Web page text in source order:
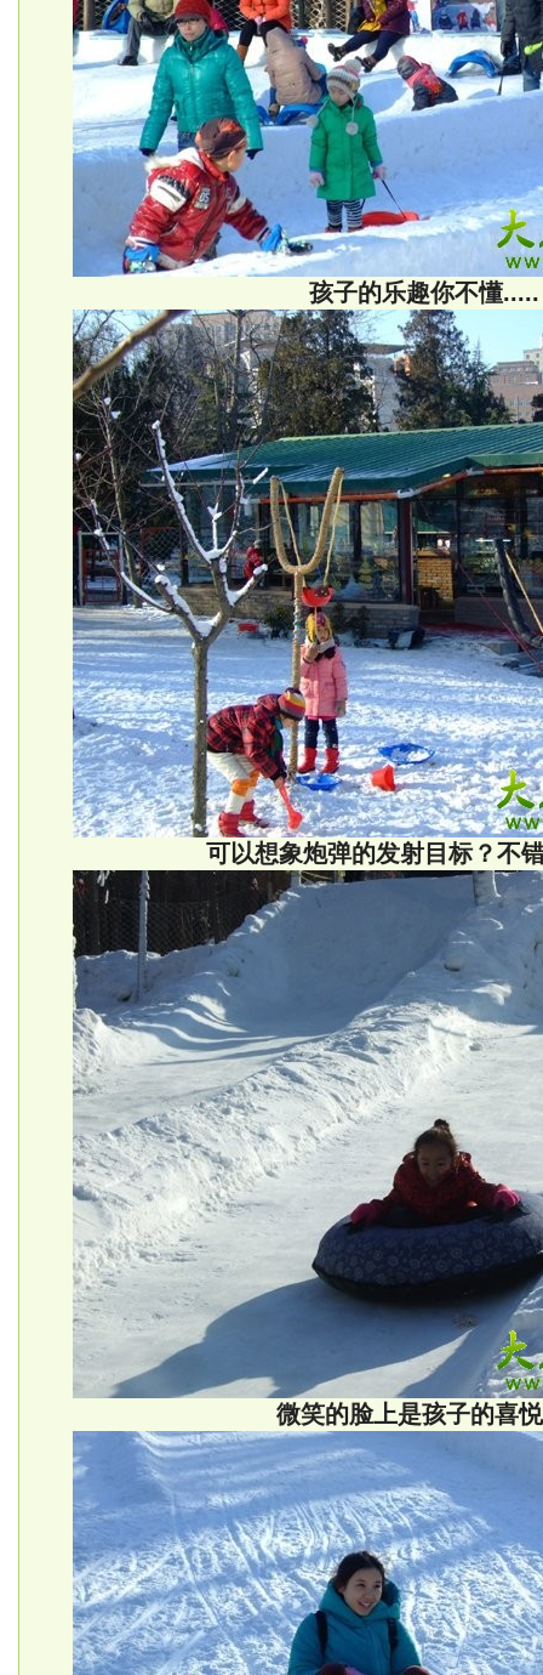
孩子的乐趣你不懂.....
可以想象炮弹的发射目标？不
微笑的脸上是孩子的喜